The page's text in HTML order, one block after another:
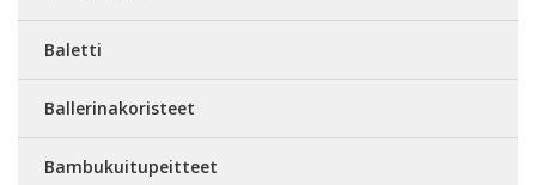
Baletti
Ballerinakoristeet
Bambukuitupeitteet